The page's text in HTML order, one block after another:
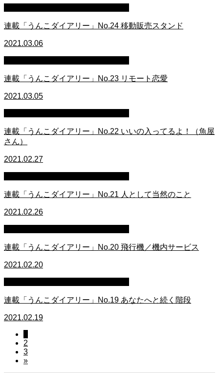
連載「うんこダイアリー」No.24 移動販売スタンド
2021.03.06
連載「うんこダイアリー」No.23 リモート恋愛
2021.03.05
連載「うんこダイアリー」No.22 いいの入ってるよ！（魚屋
さん）
2021.02.27
連載「うんこダイアリー」No.21 人として当然のこと
2021.02.26
連載「うんこダイアリー」No.20 飛行機／機内サービス
2021.02.20
連載「うんこダイアリー」No.19 あなたへと続く階段
2021.02.19
2
3
»